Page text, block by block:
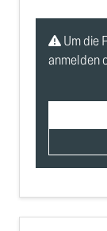
Um die
anmelden